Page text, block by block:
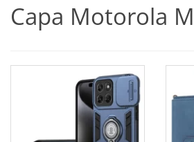
Capa Motorola